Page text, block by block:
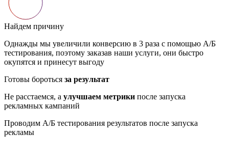
Найдем причину
Однажды мы увеличили конверсию в 3 раза с помощью А/Б
тестирования, поэтому заказав наши услуги, они быстро
окупятся и принесут выгоду
Готовы бороться за результат
Не расстаемся, а улучшаем метрики после запуска
рекламных кампаний
Проводим А/Б тестирования результатов после запуска
рекламы